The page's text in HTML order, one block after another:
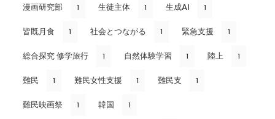
漫画研究部 1 生徒主体 1 生成AI 1
皆既月食 1 社会とつながる 1 緊急支援 1
総合探究 修学旅行 1 自然体験学習 1 陸上 1
難民 1 難民女性支援 1 難民支 1
難民映画祭 1 韓国 1